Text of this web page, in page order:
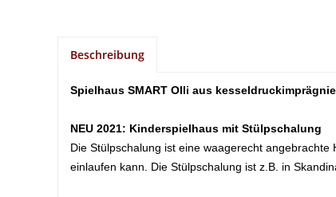
Beschreibung
Spielhaus SMART Olli aus
NEU 2021: Kinderspielhaus mit Stülpschalung
Die Stülpschalung ist eine waagerecht
einlaufen kann. Die Stülpschalung ist z.B. in